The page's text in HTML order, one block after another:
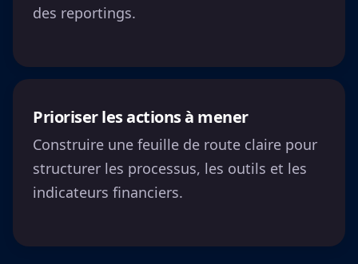
des reportings.
Prioriser les actions à mener
Construire une feuille de route claire pour
structurer les processus, les outils et les
indicateurs financiers.